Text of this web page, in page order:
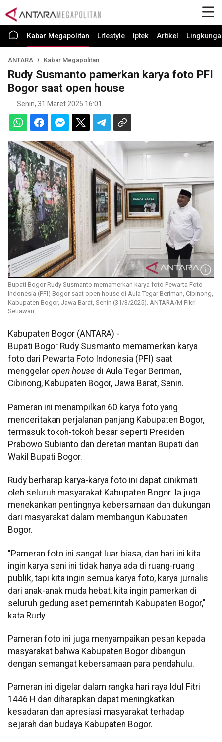
Kabar Megapolitan Lifestyle Iptek Artikel
ANTARA Kabar Megapolitan
Rudy Susmanto pamerkan karya foto PFI
Bogor saat open house
Senin, 31 Maret 2025 16:01
Bupati Bogor Rudy Susmanto memamerkan karya foto Pewarta Foto
Indonesia (PFI) Bogor saat open house di Aula Tegar Beriman, Cibinong,
Kabupaten Bogor, Jawa Barat, Senin (31/3/2025). ANTARA/M Fikri
Setiawan
Kabupaten Bogor (ANTARA) -
Bupati Bogor Rudy Susmanto memamerkan karya
foto dari Pewarta Foto Indonesia (PFI) saat
menggelar open house di Aula Tegar Beriman,
Cibinong, Kabupaten Bogor, Jawa Barat, Senin.
Pameran ini menampilkan 60 karya foto yang
menceritakan perjalanan panjang Kabupaten Bogor,
termasuk tokoh-tokoh besar seperti Presiden
Prabowo Subianto dan deretan mantan Bupati dan
Wakil Bupati Bogor.
Rudy berharap karya-karya foto ini dapat dinikmati
oleh seluruh masyarakat Kabupaten Bogor. Ia juga
menekankan pentingnya kebersamaan dan dukungan
dari masyarakat dalam membangun Kabupaten
Bogor.
"Pameran foto ini sangat luar biasa, dan hari ini kita
ingin karya seni ini tidak hanya ada di ruang-ruang
publik, tapi kita ingin semua karya foto, karya jurnalis
dari anak-anak muda hebat, kita ingin pamerkan di
seluruh gedung aset pemerintah Kabupaten Bogor,"
kata Rudy.
Pameran foto ini juga menyampaikan pesan kepada
masyarakat bahwa Kabupaten Bogor dibangun
dengan semangat kebersamaan para pendahulu.
Pameran ini digelar dalam rangka hari raya Idul Fitri
1446 H dan diharapkan dapat meningkatkan
kesadaran dan apresiasi masyarakat terhadap
sejarah dan budaya Kabupaten Bogor.